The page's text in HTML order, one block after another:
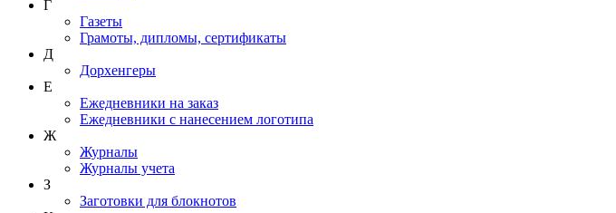
Г
Газеты
Грамоты, дипломы, сертификаты
Д
Дорхенгеры
Е
Ежедневники на заказ
Ежедневники с нанесением логотипа
Ж
Журналы
Журналы учета
З
Заготовки для блокнотов